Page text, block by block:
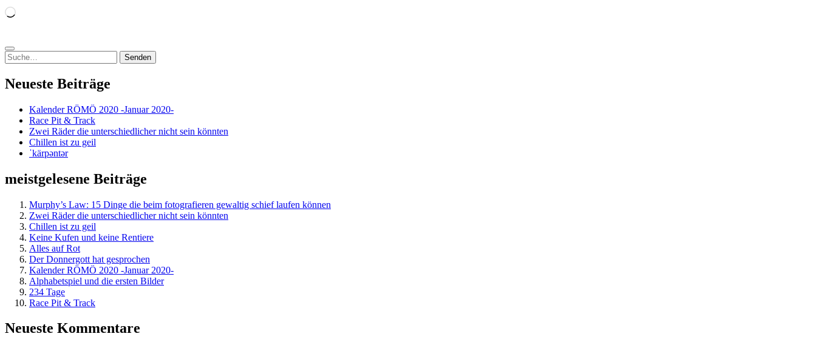
Wird
Suchen
nach:
Neueste Beiträge
Kalender RÖMÖ 2020 -Januar 2020-
Race Pit & Track
Zwei Räder die unterschiedlicher nicht sein könnten
Chillen ist zu geil
ˈkärpəntər
meistgelesene Beiträge
Murphy’s Law: 15 Dinge die beim fotografieren gewaltig schief laufen können
Zwei Räder die unterschiedlicher nicht sein könnten
Chillen ist zu geil
Keine Kufen und keine Rentiere
Alles auf Rot
Der Donnergott hat gesprochen
Kalender RÖMÖ 2020 -Januar 2020-
Alphabetspiel und die ersten Bilder
234 Tage
Race Pit & Track
Neueste Kommentare